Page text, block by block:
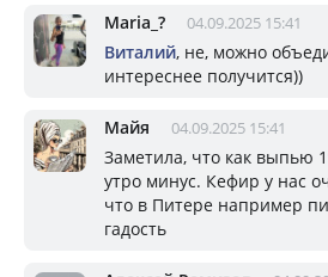
Mariа_? 04.09.2025 15:41
Виталий, не, можно
интереснее получится))
Майя 04.09.2025 15:41
Заметила, что как выпью
утро минус. Кефир у нас
что в Питере например
гадость